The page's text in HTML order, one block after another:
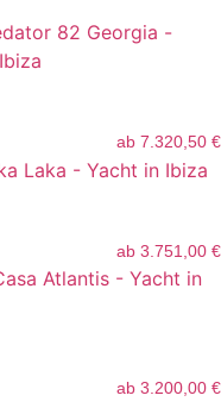
ab 7.320,50 €
ab 3.751,00 €
ab 3.200,00 €